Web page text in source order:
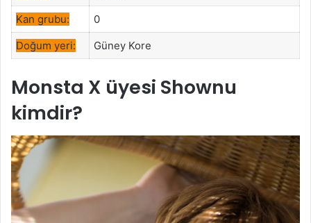
Kan grubu:
0
Doğum yeri:
Güney Kore
Monsta X üyesi Shownu
kimdir?